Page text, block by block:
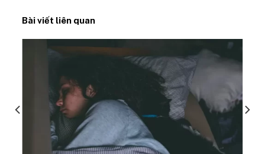
Bài viết liên quan